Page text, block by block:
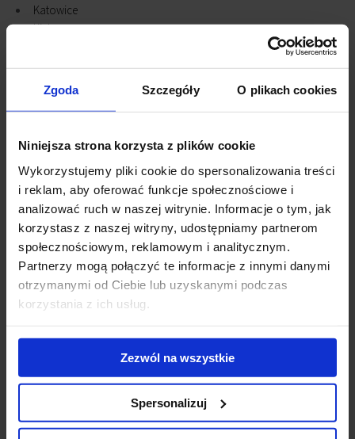
Zgoda Szczegóły O plikach cookies
Niniejsza strona korzysta z plików cookie
Wykorzystujemy pliki cookie do spersonalizowania treści
i reklam, aby oferować funkcje społecznościowe i
analizować ruch w naszej witrynie. Informacje o tym, jak
korzystasz z naszej witryny, udostępniamy partnerom
społecznościowym, reklamowym i analitycznym.
Partnerzy mogą połączyć te informacje z innymi danymi
otrzymanymi od Ciebie lub uzyskanymi podczas
korzystania z ich usług.
Zezwól na wszystkie
Spersonalizuj
Katowice
Kielce
Kraków
Legnica
Lublin
Olsztyn
Opole
Piaseczno
Piastów
Płock
Poznań
Pruszcz Grański
Radom
Raszyn
Rzeszów
Szczecin
Tychy
Zabrze